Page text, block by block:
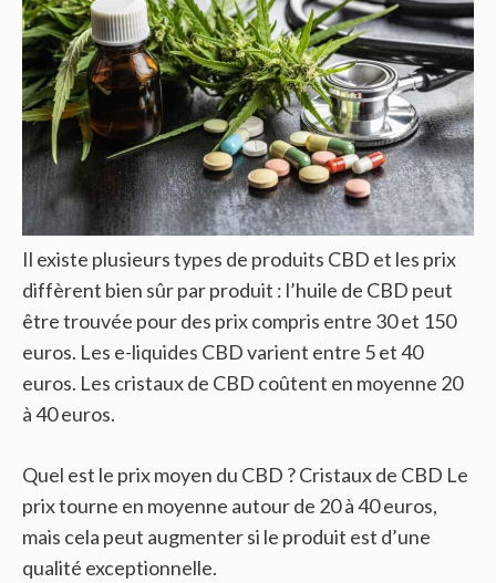
Il existe plusieurs types de produits CBD et les prix
diffèrent bien sûr par produit : l’huile de CBD peut
être trouvée pour des prix compris entre 30 et 150
euros. Les e-liquides CBD varient entre 5 et 40
euros. Les cristaux de CBD coûtent en moyenne 20
à 40 euros.
Quel est le prix moyen du CBD ? Cristaux de CBD Le
prix tourne en moyenne autour de 20 à 40 euros,
mais cela peut augmenter si le produit est d’une
qualité exceptionnelle.